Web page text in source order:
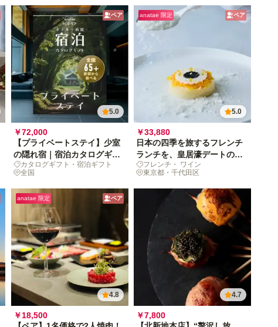
ペア
5.0
￥72,000
【プライベートステイ】少室
の隠れ宿｜宿泊カタログギフ
トカタログギフト・宿泊ギフト
全国
anatae 限定 ペア
5.0
￥33,880
日本の四季を旅するフレンチ
ランチを、皇居濠デートのハ
イライトに
フレンチ・ ワイン
東京都・千代田区
anatae 限定 ペア
4.8
￥18,500
4.7
￥7,800